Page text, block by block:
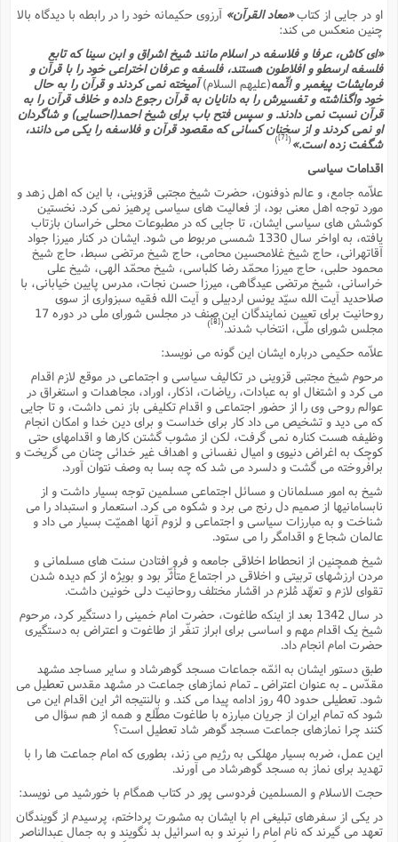
او در جایى از کتاب«معاد القرآن»آرزوى حکیمانه خود را در رابطه با دیدگاه بالا
چنین منعکس مى کند:
«اى کاش، عرفا و فلاسفه در اسلام مانند شیخ اشراق و ابن سینا که تابع
فلسفه ارسطو و افلاطون هستند، فلسفه و عرفان اختراعى خود را با قرآن و
فرمایشات پیغمبر و ائّمه(علیهم السلام)آمیخته نمى کردند و قرآن را به حال
خود واگذاشته و تفسیرش را به دانایان به قرآن رجوع داده و خلاف قرآن را به
قرآن نسبت نمى دادند. و سپس فتح باب براى شیخ احمد(احسایى) و شاگردان
او نمى کردند و از سخنان کسانى که مقصود قرآن و فلاسفه را یکى مى دانند،
شگفت زده است.»(
[7]
)
اقدامات سیاسى
علاّمه جامع، و عالم ذوفنون، حضرت شیخ مجتبى قزوینى، با این که اهل زهد و
مورد توجه اهل معنى بود، از فعالیت هاى سیاسى پرهیز نمى کرد. نخستین
کوشش هاى سیاسى ایشان، تا جایى که در مطبوعات محلى خراسان بازتاب
یافته، به اواخر سال 1330 شمسى مربوط مى شود. ایشان در کنار میرزا جواد
آقاتهرانى، حاج شیخ غلامحسین محامى، حاج شیخ مرتضى سبط، حاج شیخ
محمود حلبى، حاج میرزا محمّد رضا کلباسى، شیخ محمّد الهى، شیخ على
خراسانى، شیخ مرتضى عیدگاهى، میرزا حسن نجات، مدرس پایین خیابانى، با
صلاحدید آیت الله سیّد یونس اردبیلى و آیت الله فقیه سبزوارى از سوى
روحانیت براى تعیین نمایندگان این صنف در مجلس شوراى ملى در دوره 17
مجلس شوراى ملّى، انتخاب شدند.(
[8]
)
علاّمه حکیمى درباره ایشان این گونه مى نویسد:
مرحوم شیخ مجتبى قزوینى در تکالیف سیاسى و اجتماعى در موقع لازم اقدام
مى کرد و اشتغال او به عبادات، ریاضات، اذکار، اوراد، مجاهدات و استغراق در
عوالم روحى وى را از حضور اجتماعى و اقدام تکلیفى باز نمى داشت، و تا جایى
که مى دید و تشخیص مى داد کار براى خداست و براى دین خدا و امکان انجام
وظیفه هست کناره نمى گرفت، لکن از مشوب گشتن کارها و اقدامهاى حتى
کوچک به اغراض دنیوى و امیال نفسانى و اهداف غیر خدائى چنان مى گریخت و
برافروخته مى گشت و دلسرد مى شد که چه بسا به وصف نتوان آورد.
شیخ به امور مسلمانان و مسائل اجتماعى مسلمین توجه بسیار داشت و از
نابسامانیها از صمیم دل رنج مى برد و شکوه مى کرد. استعمار و استبداد را مى
شناخت و به مبارزات سیاسى و اجتماعى و لزوم آنها اهمیّت بسیار مى داد و
عالمان شجاع و اقدامگر را مى ستود.
شیخ همچنین از انحطاط اخلاقى جامعه و فرو افتادن سنت هاى مسلمانى و
مردن ارزشهاى تربیتى و اخلاقى در اجتماع متأثّر بود و بویژه از کم دیده شدن
تقواى لازم و تعهّد مُلزم در اقشار مختلف روحانیت دلى خونین داشت.
در سال 1342 بعد از اینکه طاغوت، حضرت امام خمینى را دستگیر کرد، مرحوم
شیخ یک اقدام مهم و اساسى براى ابراز تنفّر از طاغوت و اعتراض به دستگیرى
حضرت امام انجام داد.
طبق دستور ایشان به ائمّه جماعات مسجد گوهرشاد و سایر مساجد مشهد
مقدّس ـ به عنوان اعتراض ـ تمام نمازهاى جماعت در مشهد مقدس تعطیل مى
شود. تعطیلى حدود 40 روز ادامه پیدا مى کند. و بالنتیجه اثر این اقدام این مى
شود که تمام ایران از جریان مبارزه با طاغوت مطّلع و همه از هم سؤال مى
کنند چرا نمازهاى جماعت مسجد گوهر شاد تعطیل است؟
این عمل، ضربه بسیار مهلکى به رژیم مى زند، بطورى که امام جماعت ها را با
تهدید براى نماز به مسجد گوهرشاد مى آورند.
حجت الاسلام و المسلمین فردوسى پور در کتاب همگام با خورشید مى نویسد:
در یکى از سفرهاى تبلیغى ام با ایشان به مشورت پرداختم، پرسیدم از گویندگان
تعهد مى گیرند که نام امام را نبرند و به اسرائیل بد نگویند و به جمال عبدالناصر